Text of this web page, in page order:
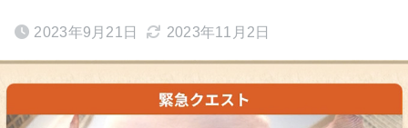
2023年9月21日 2023年11月2日